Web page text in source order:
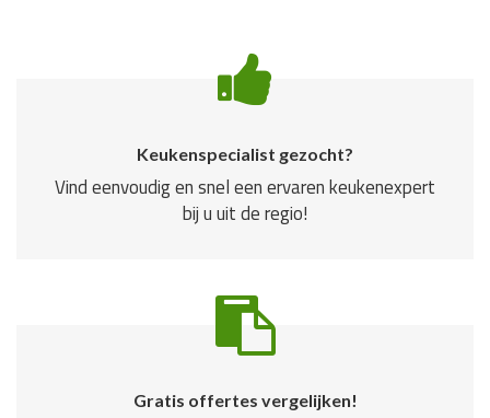
Keukenspecialist gezocht?
Vind eenvoudig en snel een ervaren keukenexpert
bij u uit de regio!
Gratis offertes vergelijken!